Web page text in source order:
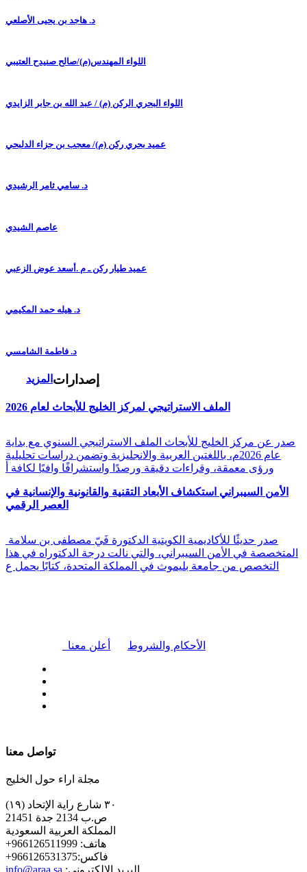
د. هاجد بن يحيى الأصلعي
اللواء المهندس(م)/صالح صنيدح العتيبي
اللواء البحري الركن (م) / عبد الله بن جابر الزايدي
عميد بحري ركن (م)/ معجب بن جزاء الدلبحي
د. سامي ثامر الرشيدي
عاصم الشيدي
عميد طيار ركن ـ م .أسعد عوض الزعبي
د. هيله حمد المكيمي
د. فاطمة الشامسي
المزيد إصدارات
الملف الاستراتيجي لمركز الخليج للأبحاث لعام 2026
صدر عن مركز الخليج للأبحاث الملف الاستراتيجي السنوي مع بداية
عام 2026م، باللغتين العربية والانجليزية وتضمن دراسات تحليلية
ورؤى معمقة، وقراءات دقيقة ورصدًا واستشرافًا وافيًا لكافة أ
الأمن السيبراني استكشاف الأبعاد التقنية والقانونية والإنسانية في
العصر الرقمي
المتخصصة في الأمن السيبراني، والتي نالت درجة الدكتوراه في هذا
التخصص من جامعة بليموث في المملكة المتحدة، كتابًا يحمل ع
أعلن معنا الأحكام والشروط
تواصل معنا
مجلة اراء حول الخليج
٣٠ شارع راية الإتحاد (١٩)
ص.ب 2134 جدة 21451
المملكة العربية السعودية
+هاتف: 966126511999
+فاكس:966126531375